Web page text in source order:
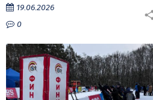
19.06.2026
0